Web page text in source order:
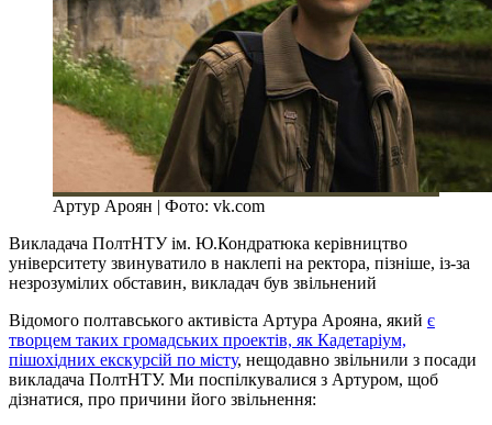
Артур Ароян | Фото: vk.com
Викладача ПолтНТУ ім. Ю.Кондратюка керівництво
університету звинуватило в наклепі на ректора, пізніше, із-за
незрозумілих обставин, викладач був звільнений
Відомого полтавського активіста Артура Арояна, який є
творцем таких громадських проектів, як Кадетаріум,
пішохідних екскурсій по місту, нещодавно звільнили з посади
викладача ПолтНТУ. Ми поспілкувалися з Артуром, щоб
дізнатися, про причини його звільнення: